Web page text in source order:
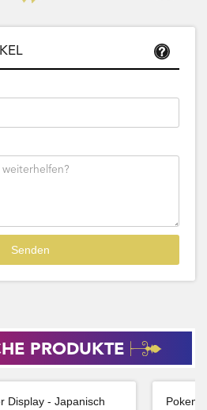
PRODUKTE
Display - Japanisch